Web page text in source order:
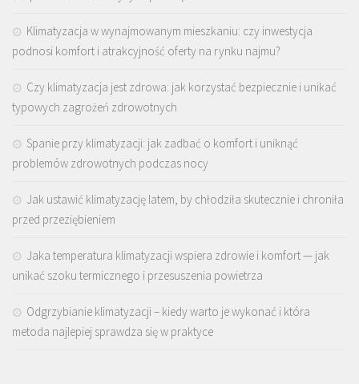
Klimatyzacja w wynajmowanym mieszkaniu: czy inwestycja
podnosi komfort i atrakcyjność oferty na rynku najmu?
Czy klimatyzacja jest zdrowa: jak korzystać bezpiecznie i unikać
typowych zagrożeń zdrowotnych
Spanie przy klimatyzacji: jak zadbać o komfort i uniknąć
problemów zdrowotnych podczas nocy
Jak ustawić klimatyzację latem, by chłodziła skutecznie i chroniła
przed przeziębieniem
Jaka temperatura klimatyzacji wspiera zdrowie i komfort — jak
unikać szoku termicznego i przesuszenia powietrza
Odgrzybianie klimatyzacji – kiedy warto je wykonać i która
metoda najlepiej sprawdza się w praktyce